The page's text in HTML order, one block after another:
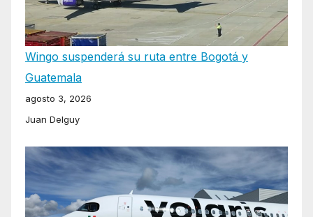
Wingo suspenderá su ruta entre Bogotá y
Guatemala
agosto 3, 2026
Juan Delguy